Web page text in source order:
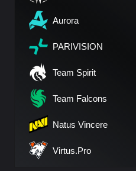
Aurora
PARIVISION
Team Spirit
Team Falcons
Natus Vincere
Virtus.Pro